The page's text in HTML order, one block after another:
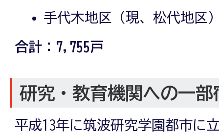
手代木地区（現、松代地区
合計：7,755戸
研究・教育機関への一部
平成13年に筑波研究学園都市に